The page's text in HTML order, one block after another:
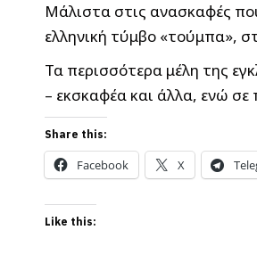
Μάλιστα στις ανασκαφές
ελληνική τύμβο «τούμπα»,
Τα περισσότερα μέλη της
– εκσκαφέα και άλλα, ενώ
Share this:
Facebook X
Like this: